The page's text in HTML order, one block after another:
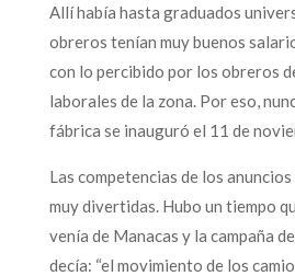
Allí había hasta graduados
obreros tenían muy buenos
con lo percibido por los obreros
laborales de la zona. Por eso,
fábrica se inauguró el 11 de
Las competencias de los
muy divertidas. Hubo un tiempo
venía de Manacas y la campaña
decía: “el movimiento de los